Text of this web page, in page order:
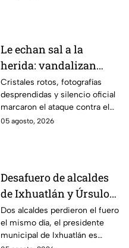
Le echan sal a la
herida: vandalizan
memorial de
desaparecidos en
Veracruz en medio de
crisis
Cristales rotos, fotografías
desprendidas y silencio oficial
marcaron el ataque contra el
memorial de desaparecidos,
05 agosto, 2026
Desafuero de alcaldes
de Ixhuatlán y Úrsulo
Galván: uno de ellos
está implicado en el
asesinato de la
Dos alcaldes perdieron el fuero
el mismo día, el presidente
municipal de Ixhuatlán es